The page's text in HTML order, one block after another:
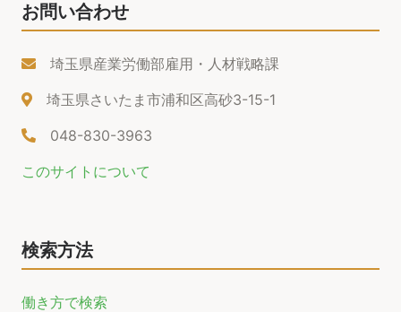
お問い合わせ
埼玉県産業労働部雇用・人材戦略課
埼玉県さいたま市浦和区高砂3-15-1
048-830-3963
このサイトについて
検索方法
働き方で検索